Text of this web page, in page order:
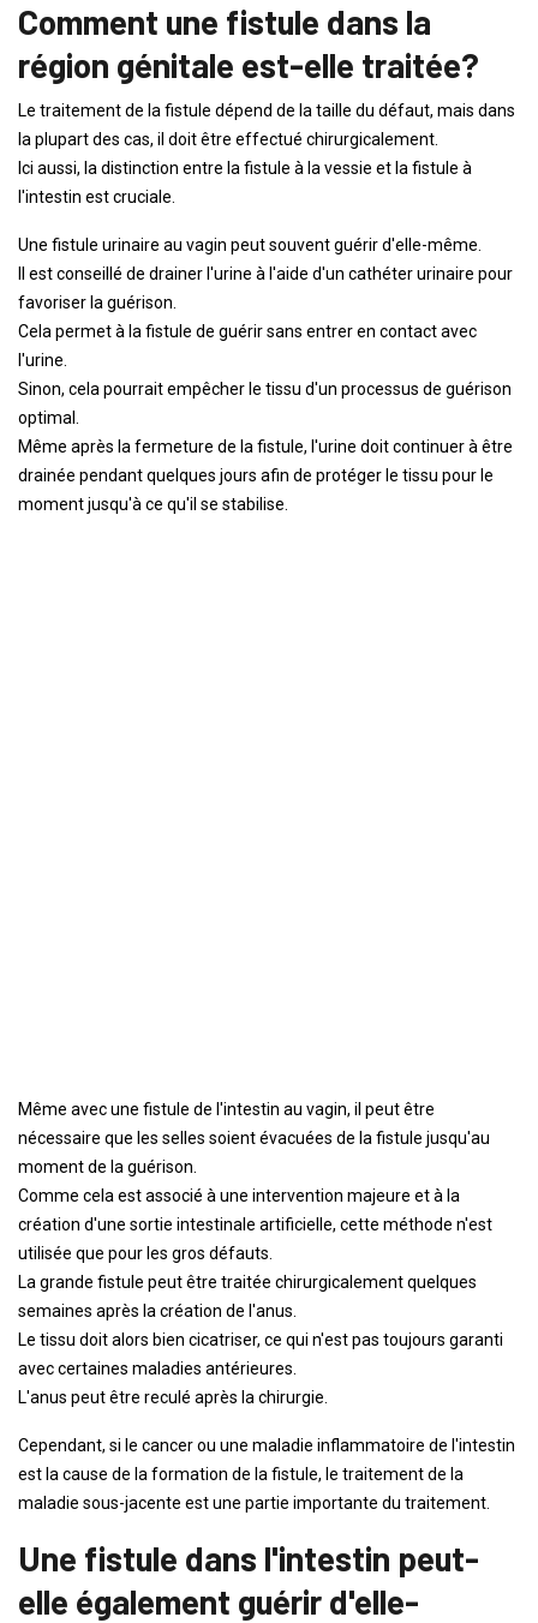
Comment une fistule dans la
région génitale est-elle traitée?
Le traitement de la fistule dépend de la taille du défaut, mais dans
la plupart des cas, il doit être effectué chirurgicalement.
Ici aussi, la distinction entre la fistule à la vessie et la fistule à
l'intestin est cruciale.
Une fistule urinaire au vagin peut souvent guérir d'elle-même.
Il est conseillé de drainer l'urine à l'aide d'un cathéter urinaire pour
favoriser la guérison.
Cela permet à la fistule de guérir sans entrer en contact avec
l'urine.
Sinon, cela pourrait empêcher le tissu d'un processus de guérison
optimal.
Même après la fermeture de la fistule, l'urine doit continuer à être
drainée pendant quelques jours afin de protéger le tissu pour le
moment jusqu'à ce qu'il se stabilise.
Même avec une fistule de l'intestin au vagin, il peut être
nécessaire que les selles soient évacuées de la fistule jusqu'au
moment de la guérison.
Comme cela est associé à une intervention majeure et à la
création d'une sortie intestinale artificielle, cette méthode n'est
utilisée que pour les gros défauts.
La grande fistule peut être traitée chirurgicalement quelques
semaines après la création de l'anus.
Le tissu doit alors bien cicatriser, ce qui n'est pas toujours garanti
avec certaines maladies antérieures.
L'anus peut être reculé après la chirurgie.
Cependant, si le cancer ou une maladie inflammatoire de l'intestin
est la cause de la formation de la fistule, le traitement de la
maladie sous-jacente est une partie importante du traitement.
Une fistule dans l'intestin peut-
elle également guérir d'elle-